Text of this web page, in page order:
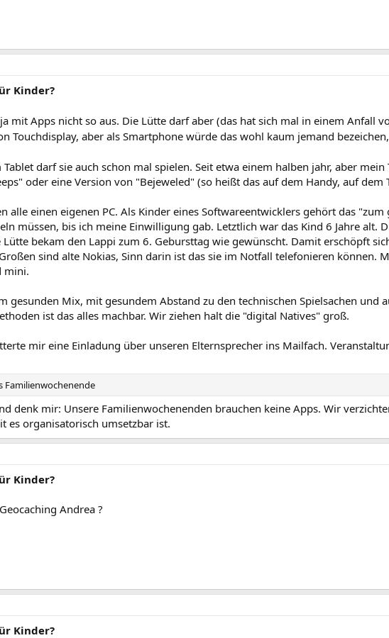
Kinder?
mit Apps nicht so aus. Die Lütte darf aber (das hat sich mal in einem Anfall
Touchdisplay, aber als Smartphone würde das wohl kaum jemand
darf sie auch schon mal spielen. Seit etwa einem halben jahr, aber mein
oder eine Version von "Bejeweled" (so heißt das auf dem Handy, auf dem
alle einen eigenen PC. Als Kinder eines Softwareentwicklers gehört das
müssen, bis ich meine Einwilligung gab. Letztlich war das Kind 6 Jahre alt.
bekam den Lappi zum 6. Gebursttag wie gewünscht. Damit erschöpft
sind alte Nokias, Sinn darin ist das sie im Notfall telefonieren können.
mini.
gesunden Mix, mit gesundem Abstand zu den technischen Spielsachen und
ist das alles machbar. Wir ziehen halt die "digital Natives" groß.
mir eine Einladung über unseren Elternsprecher ins Mailfach.
Familienwochenende
denk mir: Unsere Familienwochenenden brauchen keine Apps. Wir
es organisatorisch umsetzbar ist.
Kinder?
Andrea ?
Kinder?